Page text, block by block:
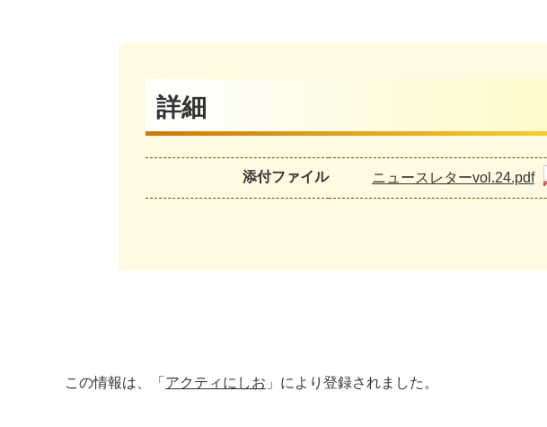
詳細
添付ファイル ニュースレターvol.24.pdf
この情報は、「 アクティにしお 」により登録されました。